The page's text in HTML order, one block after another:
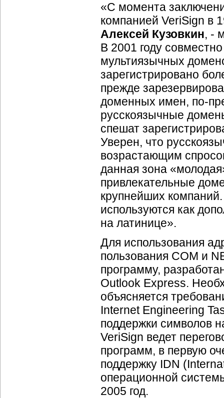
«С момента
компанией VeriSign в
Алексей Кузовкин, -
В 2001 году
мультиязычных
зарегистрировано
прежде
доменных имен, по-
русскоязычные
спешат
Уверен, что
возрастающим
данная зона
привлекательные
крупнейших
используются как
на латинице».
Для использования
пользования COM и
программу,
Outlook Express.
объясняется
Internet Engineering
поддержки символов
VeriSign ведет
программ, в первую
поддержку IDN
операционной
2005 год.